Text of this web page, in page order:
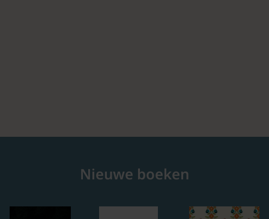
Nieuwe boeken